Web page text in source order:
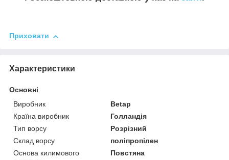
Приховати
Характеристики
Основні
Виробник
Betap
Країна виробник
Голландія
Тип ворсу
Розрізний
Склад ворсу
поліпропілен
Основа килимового
Повстяна